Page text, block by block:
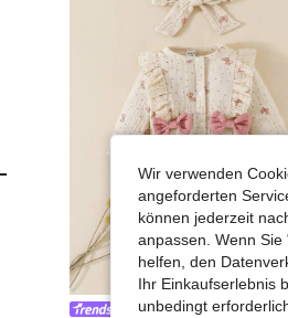
Lullasweet
Wir verwenden
angeforderten
können jederzeit
anpassen. Wenn
helfen, den
Ihr Einkaufserlebnis
unbedingt